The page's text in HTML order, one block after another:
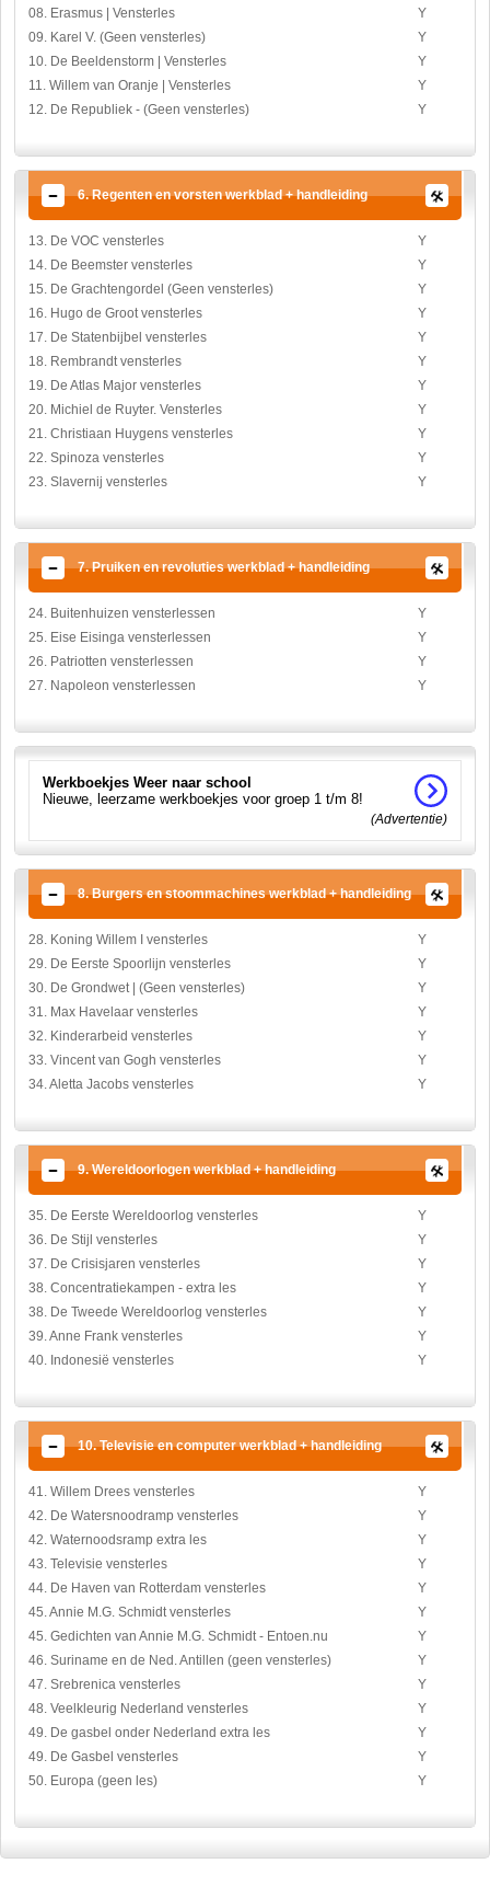
08. Erasmus | Vensterles
Y
09. Karel V. (Geen vensterles)
Y
10. De Beeldenstorm | Vensterles
Y
11. Willem van Oranje | Vensterles
Y
12. De Republiek - (Geen vensterles)
Y
6. Regenten en vorsten werkblad + handleiding
13. De VOC vensterles
Y
14. De Beemster vensterles
Y
15. De Grachtengordel (Geen vensterles)
Y
16. Hugo de Groot vensterles
Y
17. De Statenbijbel vensterles
Y
18. Rembrandt vensterles
Y
19. De Atlas Major vensterles
Y
20. Michiel de Ruyter. Vensterles
Y
21. Christiaan Huygens vensterles
Y
22. Spinoza vensterles
Y
23. Slavernij vensterles
Y
7. Pruiken en revoluties werkblad + handleiding
24. Buitenhuizen vensterlessen
Y
25. Eise Eisinga vensterlessen
Y
26. Patriotten vensterlessen
Y
27. Napoleon vensterlessen
Y
Werkboekjes Weer naar school
Nieuwe, leerzame werkboekjes voor groep 1 t/m 8!
(Advertentie)
8. Burgers en stoommachines werkblad + handleiding
28. Koning Willem I vensterles
Y
29. De Eerste Spoorlijn vensterles
Y
30. De Grondwet | (Geen vensterles)
Y
31. Max Havelaar vensterles
Y
32. Kinderarbeid vensterles
Y
33. Vincent van Gogh vensterles
Y
34. Aletta Jacobs vensterles
Y
9. Wereldoorlogen werkblad + handleiding
35. De Eerste Wereldoorlog vensterles
Y
36. De Stijl vensterles
Y
37. De Crisisjaren vensterles
Y
38. Concentratiekampen - extra les
Y
38. De Tweede Wereldoorlog vensterles
Y
39. Anne Frank vensterles
Y
40. Indonesië vensterles
Y
10. Televisie en computer werkblad + handleiding
41. Willem Drees vensterles
Y
42. De Watersnoodramp vensterles
Y
42. Waternoodsramp extra les
Y
43. Televisie vensterles
Y
44. De Haven van Rotterdam vensterles
Y
45. Annie M.G. Schmidt vensterles
Y
45. Gedichten van Annie M.G. Schmidt - Entoen.nu
Y
46. Suriname en de Ned. Antillen (geen vensterles)
Y
47. Srebrenica vensterles
Y
48. Veelkleurig Nederland vensterles
Y
49. De gasbel onder Nederland extra les
Y
49. De Gasbel vensterles
Y
50. Europa (geen les)
Y